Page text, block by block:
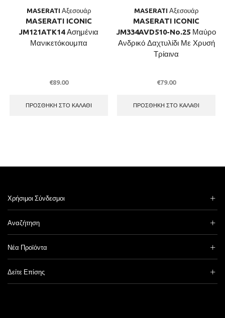
MASERATI Αξεσουάρ
MASERATI ICONIC
JM121ATK14 Ασημένια
Μανικετόκουμπα
€89.00
ΠΡΟΣΘΉΚΗ ΣΤΟ ΚΑΛΆΘΙ
MASERATI Αξεσουάρ
MASERATI ICONIC
JM334AVD510-No.25 Μαύρο
Ανδρικό Δαχτυλίδι Με Χρυσή
Τρίαινα
€79.00
ΠΡΟΣΘΉΚΗ ΣΤΟ ΚΑΛΆΘΙ
Χρήσιμοι Σύνδεσμοι
Αναζήτηση
Νέα Προϊόντα
Δείτε Επίσης